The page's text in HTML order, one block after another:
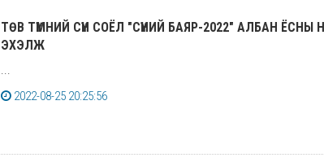
ТӨВ ТҮМНИЙ СҮҮН СОЁЛ "СҮҮНИЙ БАЯР-2022" АЛБАН
ЭХЭЛЖ
2022-08-25 20:25:56